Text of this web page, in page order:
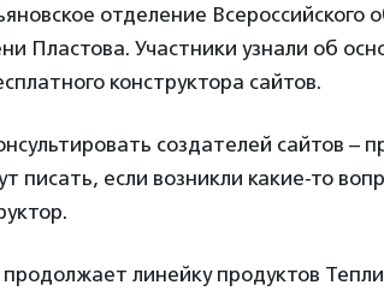
отделение Всероссийского
Пластова. Участники узнали об
конструктора сайтов.
создателей сайтов –
писать, если возникли какие-то
линейку продуктов